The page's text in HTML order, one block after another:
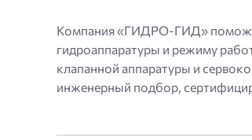
Компания «ГИДРО-ГИД» поможет
гидроаппаратуры и режиму
клапанной аппаратуры и
инженерный подбор,